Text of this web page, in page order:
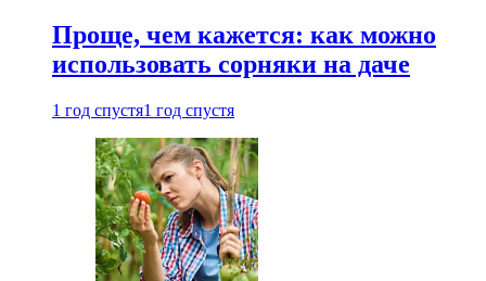
Проще, чем кажется: как можно
использовать сорняки на даче
1 год спустя1 год спустя